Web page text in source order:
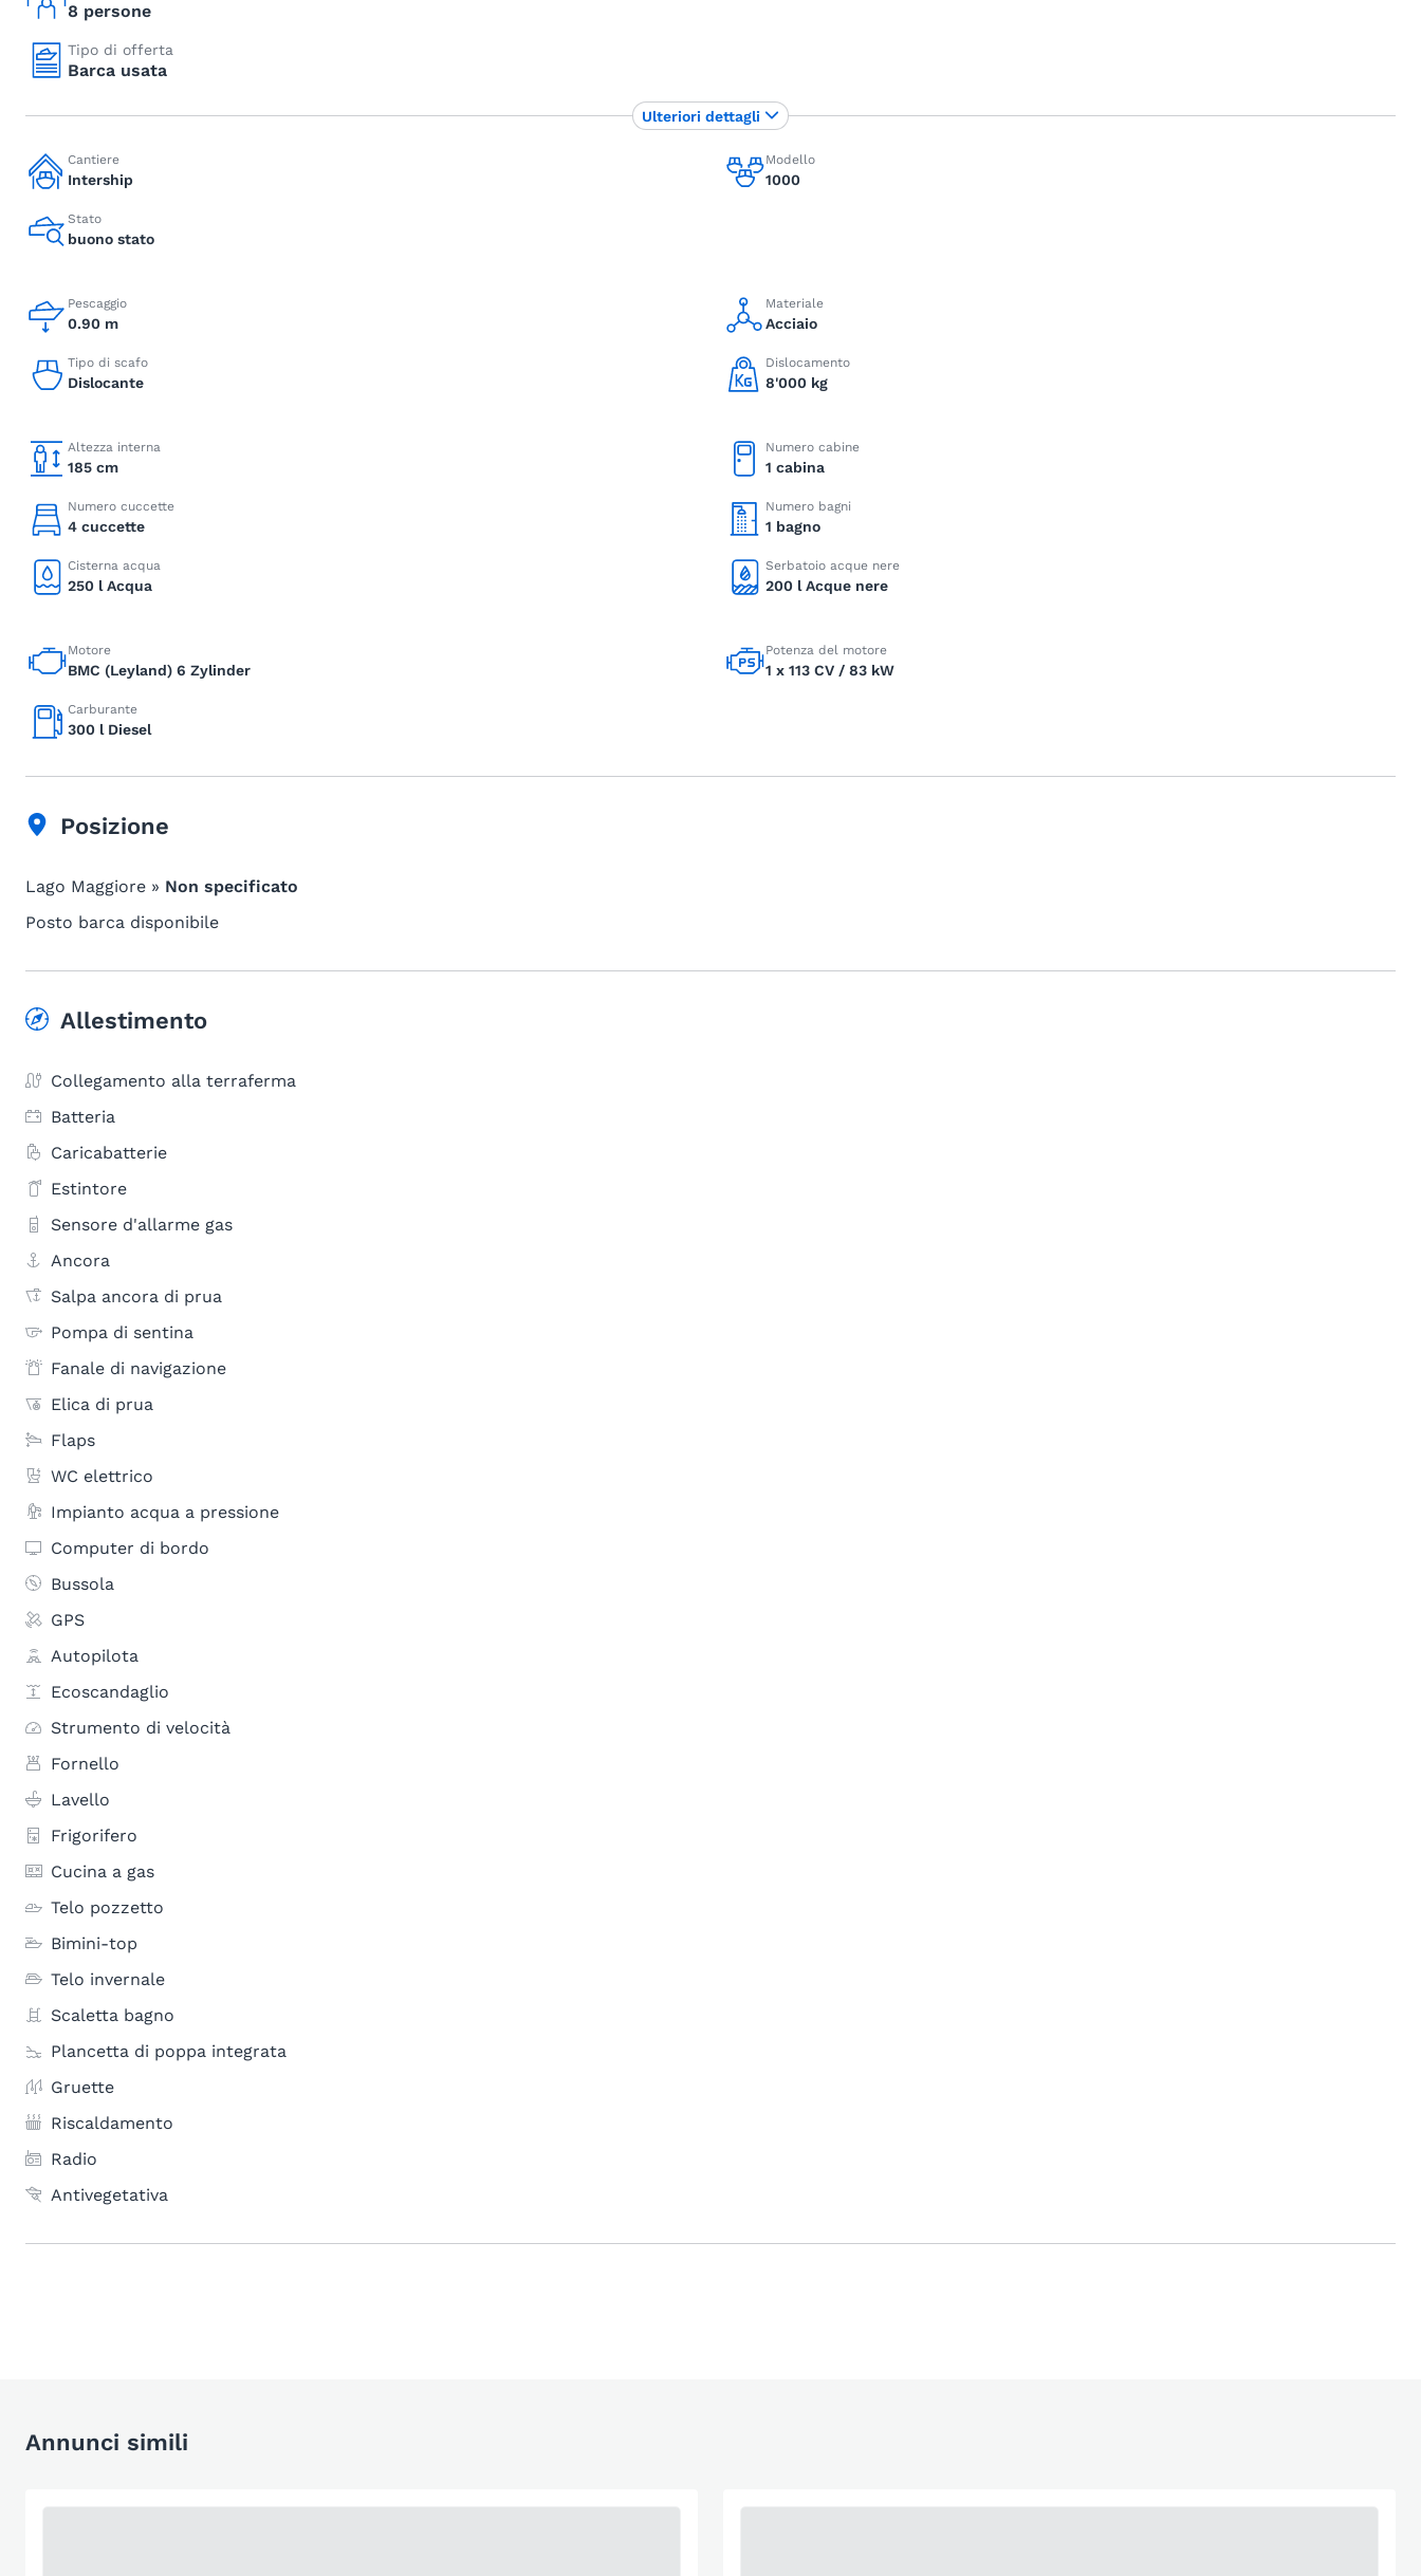
8 persone
Tipo di offerta
Barca usata
Cantiere
Intership
Modello
1000
Stato
buono stato
Pescaggio
0.90 m
Materiale
Acciaio
Tipo di scafo
Dislocante
Dislocamento
8'000 kg
Altezza interna
185 cm
Numero cabine
1 cabina
Numero cuccette
4 cuccette
Numero bagni
1 bagno
Cisterna acqua
250 l Acqua
Serbatoio acque nere
200 l Acque nere
Motore
BMC (Leyland) 6 Zylinder
Potenza del motore
1 x 113 CV / 83 kW
Carburante
300 l Diesel
Ulteriori dettagli
Posizione
Lago Maggiore » Non specificato
Posto barca disponibile
Allestimento
Collegamento alla terraferma
Batteria
Caricabatterie
Estintore
Sensore d'allarme gas
Ancora
Salpa ancora di prua
Pompa di sentina
Fanale di navigazione
Elica di prua
Flaps
WC elettrico
Impianto acqua a pressione
Computer di bordo
Bussola
GPS
Autopilota
Ecoscandaglio
Strumento di velocità
Fornello
Lavello
Frigorifero
Cucina a gas
Telo pozzetto
Bimini-top
Telo invernale
Scaletta bagno
Plancetta di poppa integrata
Gruette
Riscaldamento
Radio
Antivegetativa
Annunci simili